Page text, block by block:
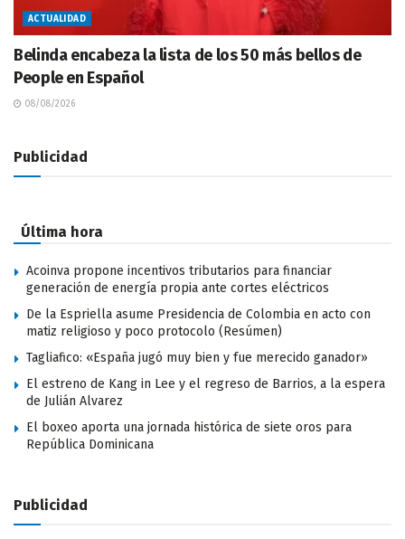
ACTUALIDAD
Belinda encabeza la lista de los 50 más bellos de
People en Español
08/08/2026
Publicidad
Última hora
Acoinva propone incentivos tributarios para financiar
generación de energía propia ante cortes eléctricos
De la Espriella asume Presidencia de Colombia en acto con
matiz religioso y poco protocolo (Resúmen)
Tagliafico: «España jugó muy bien y fue merecido ganador»
El estreno de Kang in Lee y el regreso de Barrios, a la espera
de Julián Alvarez
El boxeo aporta una jornada histórica de siete oros para
República Dominicana
Publicidad